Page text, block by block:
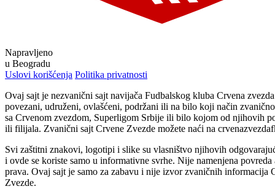
Napravljeno
u Beogradu
Uslovi korišćenja Politika privatnosti
Ovaj sajt je nezvanični sajt navijača Fudbalskog kluba Crvena
povezani, udruženi, ovlašćeni, podržani ili na bilo koji način
sa Crvenom zvezdom, Superligom Srbije ili bilo kojom od njihovih
ili filijala. Zvanični sajt Crvene Zvezde možete naći na
Svi zaštitni znakovi, logotipi i slike su vlasništvo njihovih
i ovde se koriste samo u informativne svrhe. Nije namenjena povreda
prava. Ovaj sajt je samo za zabavu i nije izvor zvaničnih informacija
Zvezde.